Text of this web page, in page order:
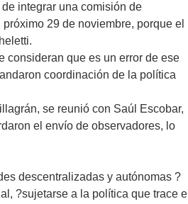
integrar una comisión de
29 de noviembre, porque el
consideran que es un error de ese
coordinación de la política
se reunió con Saúl Escobar,
el envío de observadores, lo
descentralizadas y autónomas ?
?sujetarse a la política que trace el